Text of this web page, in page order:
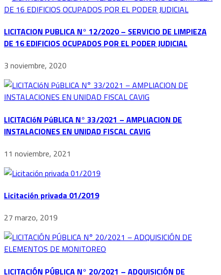
LICITACION PUBLICA N° 12/2020 – SERVICIO DE LIMPIEZA
DE 16 EDIFICIOS OCUPADOS POR EL PODER JUDICIAL
3 noviembre, 2020
LICITACIóN PúBLICA N° 33/2021 – AMPLIACION DE
INSTALACIONES EN UNIDAD FISCAL CAVIG
11 noviembre, 2021
Licitación privada 01/2019
27 marzo, 2019
LICITACIÓN PÚBLICA N° 20/2021 – ADQUISICIÓN DE